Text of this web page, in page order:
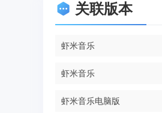
关联版本
虾米音乐
虾米音乐
虾米音乐电脑版